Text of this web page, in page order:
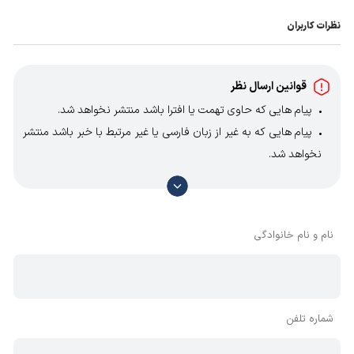
نظرات کاربران
قوانین ارسال نظر
پیام هایی که حاوی تهمت یا افترا باشد منتشر نخواهد شد.
پیام هایی که به غیر از زبان فارسی یا غیر مرتبط با خبر باشد منتشر
نخواهد شد.
با توجه به آن که امکان موافقت یا مخالفت با محتوای نظرات
وجود دارد، معمولا نظراتی که محتوای مشابه دارند، انتشار نمی‌یابند
نام و نام خانوادگی
شماره تلفن